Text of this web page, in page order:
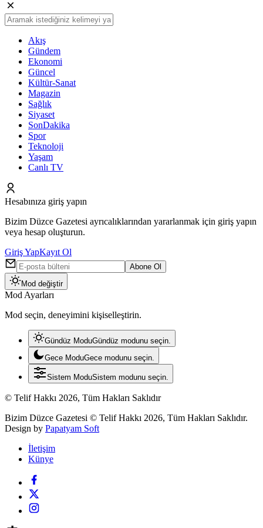
Akış
Gündem
Ekonomi
Güncel
Kültür-Sanat
Magazin
Sağlık
Siyaset
SonDakika
Spor
Teknoloji
Yaşam
Canlı TV
Hesabınıza giriş yapın
Bizim Düzce Gazetesi ayrıcalıklarından yararlanmak için giriş yapın
veya hesap oluşturun.
Giriş YapKayıt Ol
Abone Ol
Mod değiştir
Mod Ayarları
Mod seçin, deneyimini kişiselleştirin.
Gündüz ModuGündüz modunu seçin.
Gece ModuGece modunu seçin.
Sistem ModuSistem modunu seçin.
© Telif Hakkı 2026, Tüm Hakları Saklıdır
Bizim Düzce Gazetesi © Telif Hakkı 2026, Tüm Hakları Saklıdır.
Design by Papatyam Soft
İletişim
Künye